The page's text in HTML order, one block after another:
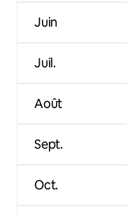
Juin
Juil.
Août
Sept.
Oct.